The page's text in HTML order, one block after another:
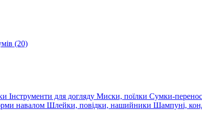
(20)
Інструменти для догляду Миски, поїлки Сумки-
навалом Шлейки, повідки, нашийники Шампуні,